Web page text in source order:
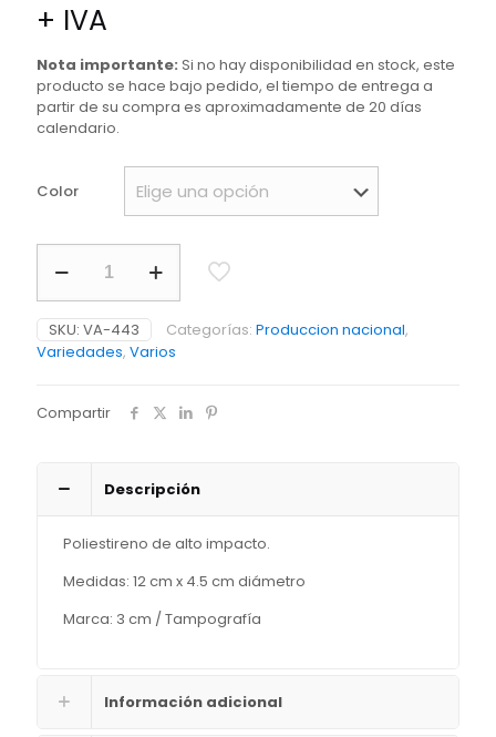
+ IVA
Nota importante: Si no hay disponibilidad en stock, este
producto se hace bajo pedido, el tiempo de entrega a
partir de su compra es aproximadamente de 20 días
calendario.
Color
Colombia
-
Producción
Nacional
cantidad
SKU: VA-443 Categorías: Produccion nacional,
Variedades, Varios
Compartir
Descripción
Poliestireno de alto impacto.
Medidas: 12 cm x 4.5 cm diámetro
Marca: 3 cm / Tampografía
Información adicional